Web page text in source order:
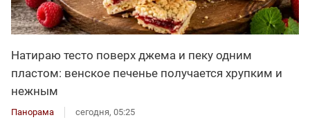
Натираю тесто поверх джема и пеку одним
пластом: венское печенье получается хрупким и
нежным
Панорама сегодня, 05:25